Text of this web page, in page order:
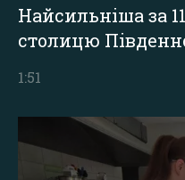
Найсильніша за
столицю
1:51